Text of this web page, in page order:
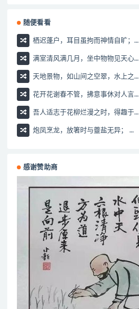
随便看看
栖迟蓬户，耳目虽拘而神情自旷；...
满室清风满几月，坐中物物见天心...
天地景物，如山间之空翠，水上之...
花开花谢春不管，拂意事休对人言...
吾人适志于花柳烂漫之时，得趣于...
炮凤烹龙，放箸时与虀盐无异； ...
感谢赞助商